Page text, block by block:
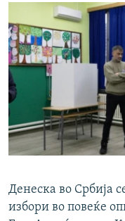
Денеска во Србија
избори во повеќе